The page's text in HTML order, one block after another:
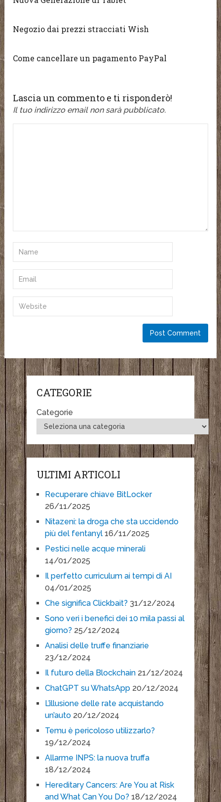
Negozio dai prezzi stracciati Wish
Come cancellare un pagamento PayPal
Lascia un commento e ti risponderò!
Il tuo indirizzo email non sarà pubblicato.
CATEGORIE
Categorie
ULTIMI ARTICOLI
Recuperare chiave BitLocker
26/11/2025
Nitazeni: la droga che sta uccidendo
più del fentanyl 16/11/2025
Pestici nelle acque minerali
14/01/2025
Il perfetto curriculum ai tempi di AI
04/01/2025
Che significa Clickbait? 31/12/2024
Sono veri i benefici dei 10 mila passi al
giorno? 25/12/2024
Analisi delle truffe finanziarie
23/12/2024
Il futuro della Blockchain 21/12/2024
ChatGPT su WhatsApp 20/12/2024
L’illusione delle rate acquistando
un’auto 20/12/2024
Temu è pericoloso utilizzarlo?
19/12/2024
Allarme INPS: la nuova truffa
18/12/2024
Hereditary Cancers: Are You at Risk
and What Can You Do? 18/12/2024